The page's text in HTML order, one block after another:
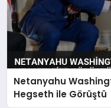
Netanyahu
Hegseth ile Görüştü